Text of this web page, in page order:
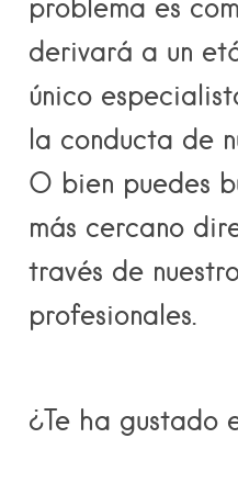
derivará a un
único
la conducta de
O bien puedes
más cercano
través de
profesionales.
¿Te ha gustado